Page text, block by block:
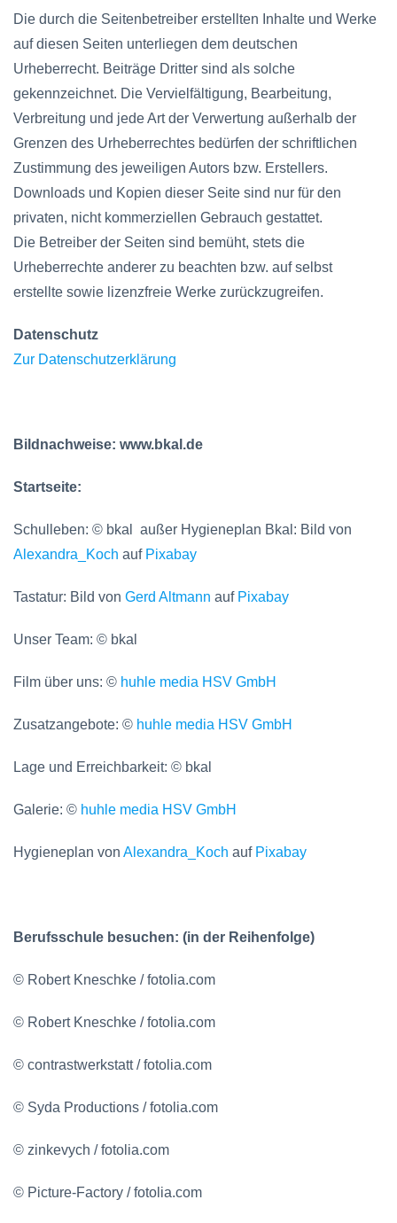
Die durch die Seitenbetreiber erstellten Inhalte und Werke
auf diesen Seiten unterliegen dem deutschen
Urheberrecht. Beiträge Dritter sind als solche
gekennzeichnet. Die Vervielfältigung, Bearbeitung,
Verbreitung und jede Art der Verwertung außerhalb der
Grenzen des Urheberrechtes bedürfen der schriftlichen
Zustimmung des jeweiligen Autors bzw. Erstellers.
Downloads und Kopien dieser Seite sind nur für den
privaten, nicht kommerziellen Gebrauch gestattet.
Die Betreiber der Seiten sind bemüht, stets die
Urheberrechte anderer zu beachten bzw. auf selbst
erstellte sowie lizenzfreie Werke zurückzugreifen.
Datenschutz
Zur Datenschutzerklärung
Bildnachweise: www.bkal.de
Startseite:
Schulleben: © bkal außer Hygieneplan Bkal: Bild von
Alexandra_Koch auf Pixabay
Tastatur: Bild von Gerd Altmann auf Pixabay
Unser Team: © bkal
Film über uns: © huhle media HSV GmbH
Zusatzangebote: © huhle media HSV GmbH
Lage und Erreichbarkeit: © bkal
Galerie: © huhle media HSV GmbH
Hygieneplan von Alexandra_Koch auf Pixabay
Berufsschule besuchen: (in der Reihenfolge)
© Robert Kneschke / fotolia.com
© Robert Kneschke / fotolia.com
© contrastwerkstatt / fotolia.com
© Syda Productions / fotolia.com
© zinkevych / fotolia.com
© Picture-Factory / fotolia.com